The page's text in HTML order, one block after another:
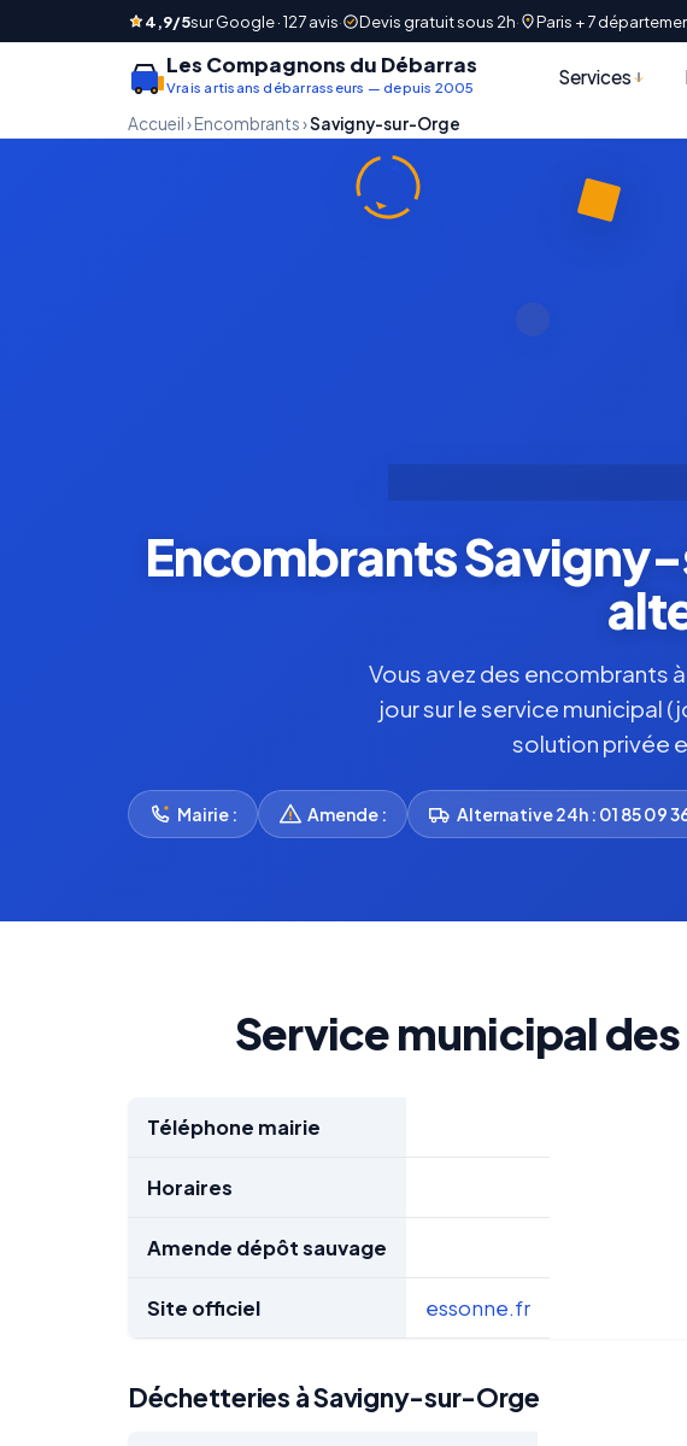
4,9/5sur Google · 127 avis· Devis gratuit sous 2h· Paris + 7
Les Compagnons du Débarras
Vrais artisans débarrasseurs — depuis 2005 Services
Accueil›Encombrants›Savigny-sur-Orge
Encombrants
Vous avez des encombrants
jour sur le service municipal
solution privée
Mairie : Amende : Alternative 24h : 01 85 09 36
Service municipal
Téléphone mairie
Horaires
Amende dépôt sauvage
Site officiel essonne.fr
Déchetteries à Savigny-sur-Orge